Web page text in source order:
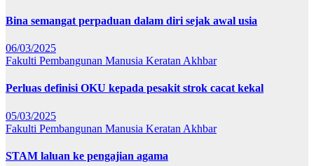
Bina semangat perpaduan dalam diri sejak awal usia
06/03/2025
Fakulti Pembangunan Manusia Keratan Akhbar
Perluas definisi OKU kepada pesakit strok cacat kekal
05/03/2025
Fakulti Pembangunan Manusia Keratan Akhbar
STAM laluan ke pengajian agama